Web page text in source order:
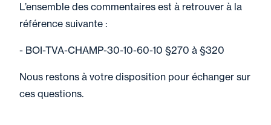
L’ensemble des commentaires est à retrouver à la
référence suivante :
- BOI-TVA-CHAMP-30-10-60-10 §270 à §320
Nous restons à votre disposition pour échanger sur
ces questions.